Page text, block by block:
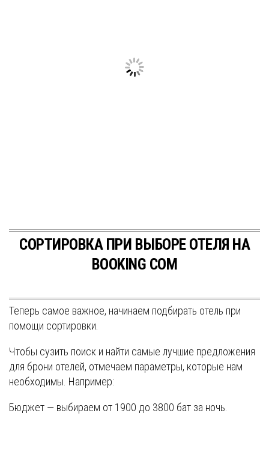
СОРТИРОВКА ПРИ ВЫБОРЕ ОТЕЛЯ НА
BOOKING COM
Теперь самое важное, начинаем подбирать отель при
помощи сортировки.
Чтобы сузить поиск и найти самые лучшие предложения
для брони отелей, отмечаем параметры, которые нам
необходимы. Например:
Бюджет — выбираем от 1900 до 3800 бат за ночь.